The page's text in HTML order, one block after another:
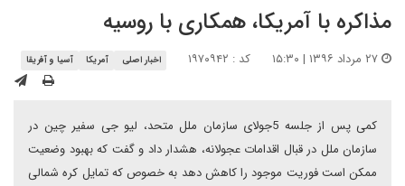
مذاکره با آمریکا، همکاری با روسیه
کد : ۱۹۷۰۹۴۲ اخبار اصلی آمریکا آسیا و آفریقا
کمی پس از جلسه 5جولای سازمان ملل متحد، لیو جی سفیر چین در
سازمان ملل در قبال اقدامات عجولانه، هشدار داد و گفت که بهبود وضعیت
ممکن است فوریت موجود را کاهش دهد به خصوص که تمایل کره شمالی